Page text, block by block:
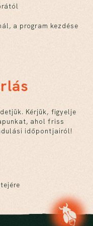
a program kezdése
Kérjük, figyelje
ahol friss
időpontjairól!